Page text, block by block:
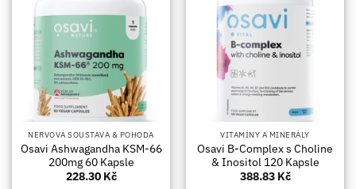
NERVOVÁ SOUSTAVA & POHODA
Osavi Ashwagandha KSM-66
200mg 60 Kapsle
228.30 Kč
VITAMÍNY A MINERÁLY
Osavi B-Complex s Choline
& Inositol 120 Kapsle
388.83 Kč